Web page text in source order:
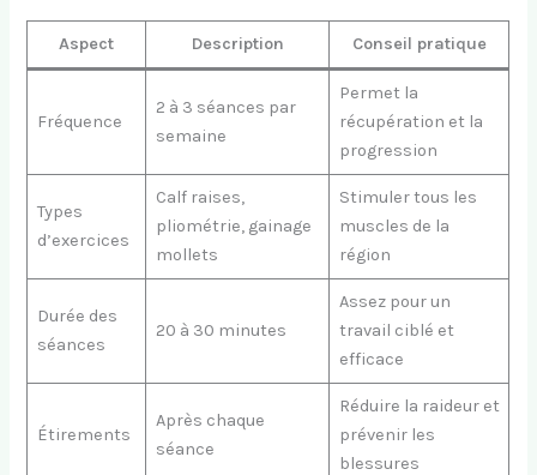
Aspect Description Conseil pratique
Fréquence
2 à 3 séances par
semaine
Permet la
récupération et la
progression
Types
d’exercices
Calf raises,
pliométrie, gainage
mollets
Stimuler tous les
muscles de la
région
Durée des
séances
20 à 30 minutes
Assez pour un
travail ciblé et
efficace
Étirements
Après chaque
séance
Réduire la raideur et
prévenir les
blessures